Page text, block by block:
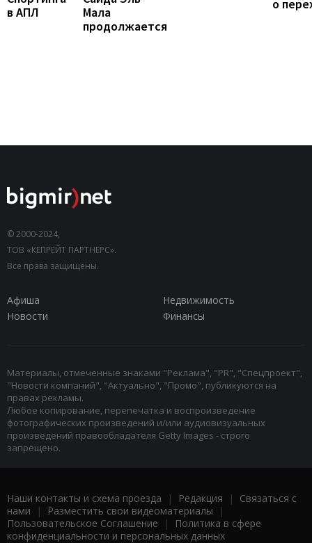
в АПЛ
Мала
продолжается
о
© 2000-2024,
ТОВ «КЕПРЕЙТ ПАРТНЕРС».
Все права защищены.
Афиша
Недвижимость
Новости
Финансы
Материалы, отмеченные знаками "Реклама", "PR", "Спецпроект",
"Новости компаний", "Актуально", "Промо", публикуются на
правах рекламы.
Любое копирование, перепечатка и воспроизведение
фотографических произведений и/или аудиовизуальных
произведений правообладателя Getty Images - строго
запрещено.
Наши контакты и схема проезда | Редакция | Связаться с
нами | Разместить свои видеоматериалы |
Пользовательское Соглашение |
Политика в сфере
конфиденциальности и персональных данных